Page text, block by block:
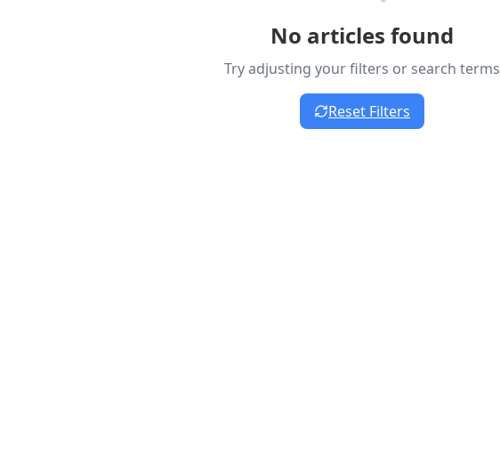
No articles found
Try adjusting your filters or search terms
Reset Filters